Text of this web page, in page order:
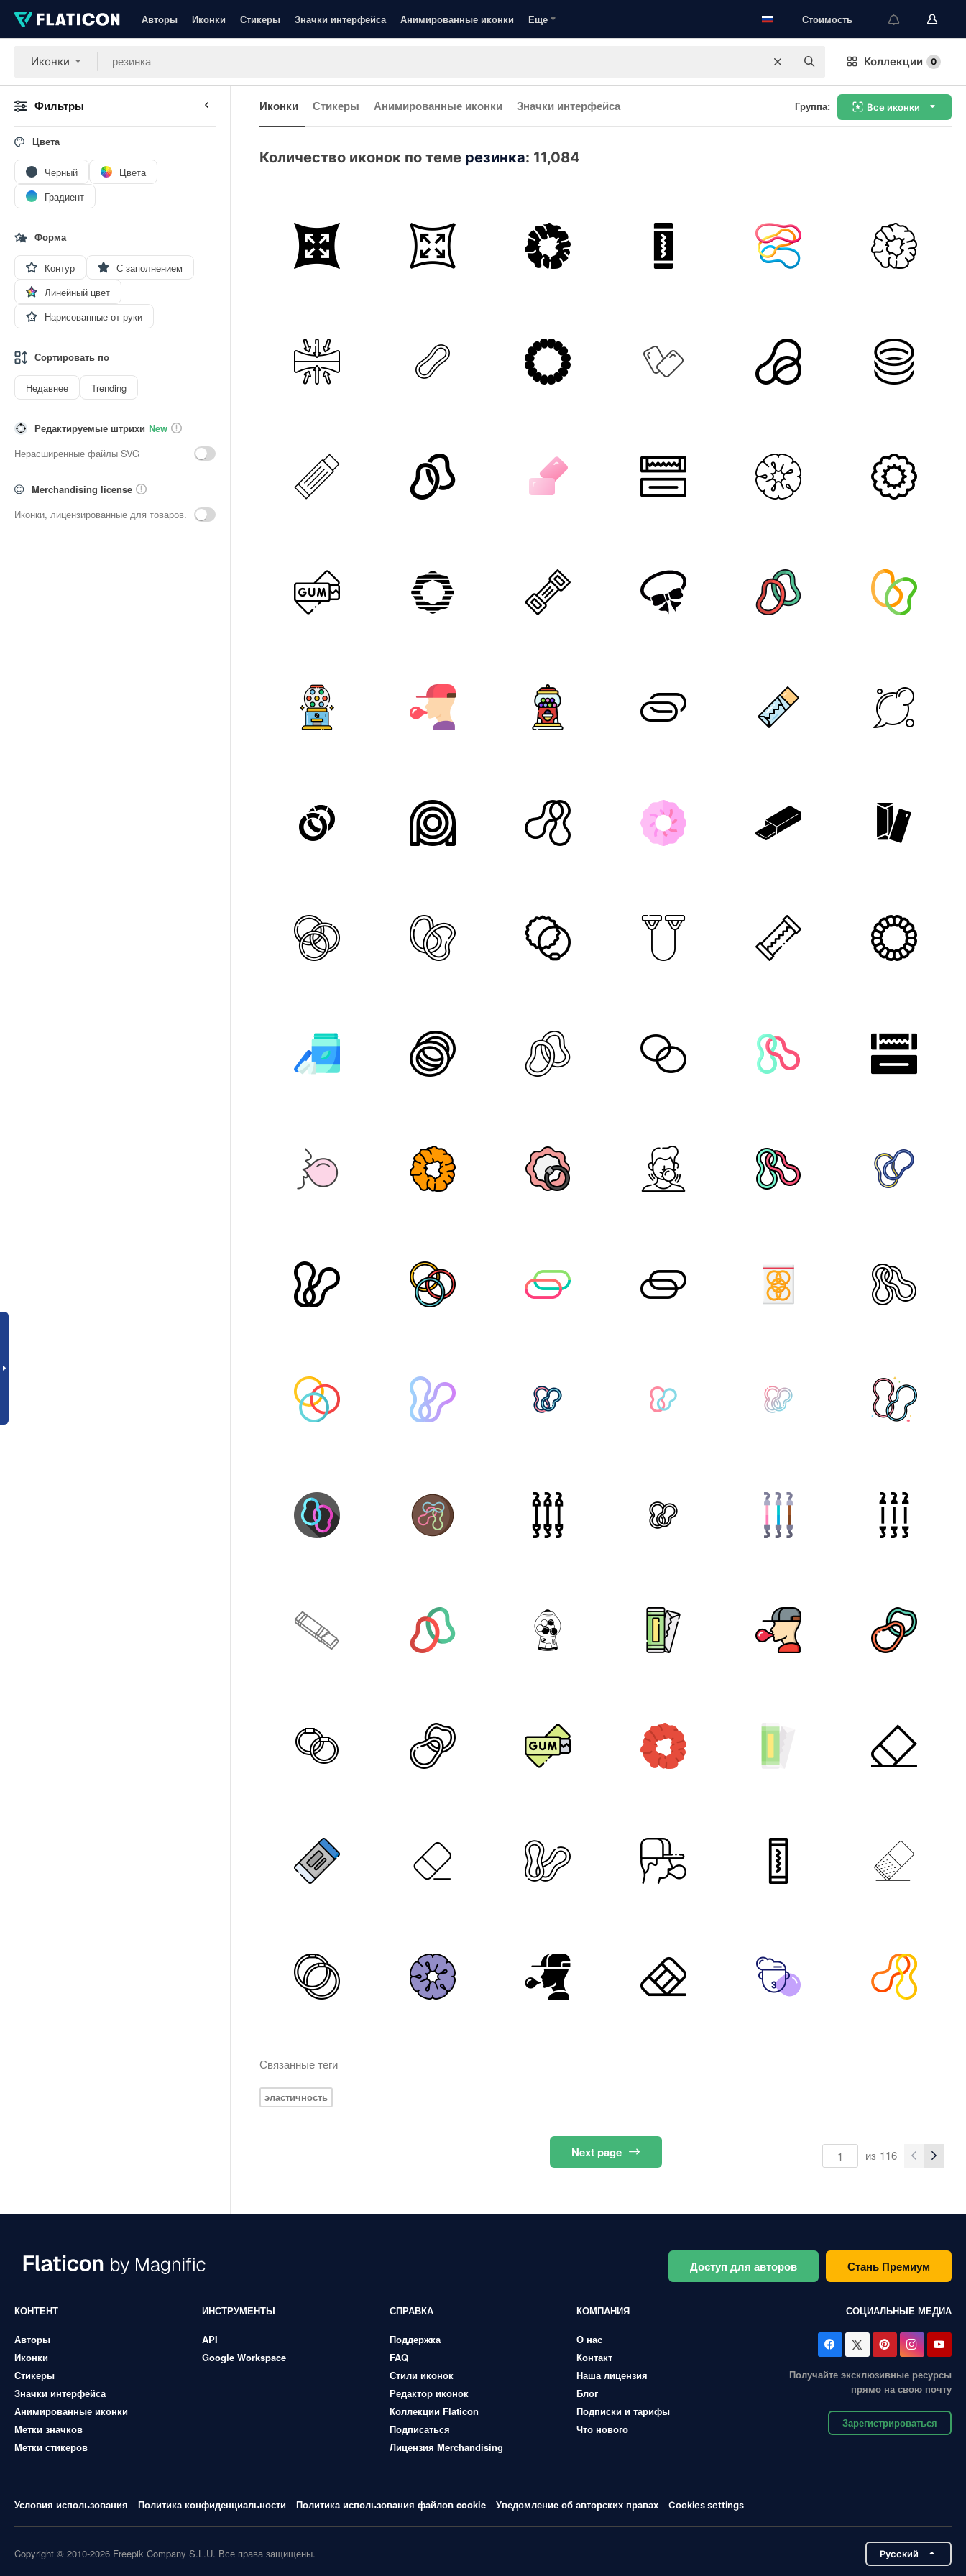
Авторы Иконки Стикеры Значки интерфейса Анимированные иконки Еще Стоимость
Иконки Коллекции 0
Фильтры
Цвета
Черный
Цвета
Градиент
Форма
Контур
С заполнением
Линейный цвет
Нарисованные от руки
Сортировать по
Недавнее Trending
Редактируемые штрихи New
Нерасширенные файлы SVG
Merchandising license
Иконки, лицензированные для товаров.
Иконки Стикеры Анимированные иконки Значки интерфейса Группа: Все иконки
Количество иконок по теме резинка: 11,084
Связанные теги
эластичность
Nextpage из 116
Доступ для авторов Стань Премиум
КОНТЕНТ
Авторы
Иконки
Стикеры
Значки интерфейса
Анимированные иконки
Метки значков
Метки стикеров
ИНСТРУМЕНТЫ
API
Google Workspace
СПРАВКА
Поддержка
FAQ
Стили иконок
Редактор иконок
Коллекции Flaticon
Подписаться
Лицензия Merchandising
КОМПАНИЯ
О нас
Контакт
Наша лицензия
Блог
Подписки и тарифы
Что нового
СОЦИАЛЬНЫЕ МЕДИА
Получайте эксклюзивные ресурсы
прямо на свою почту
Зарегистрироваться
Условия использования Политика конфиденциальности Политика использования файлов cookie Уведомление об авторских правах Cookies settings
Copyright © 2010-2026 Freepik Company S.L.U. Все права защищены. Pусский